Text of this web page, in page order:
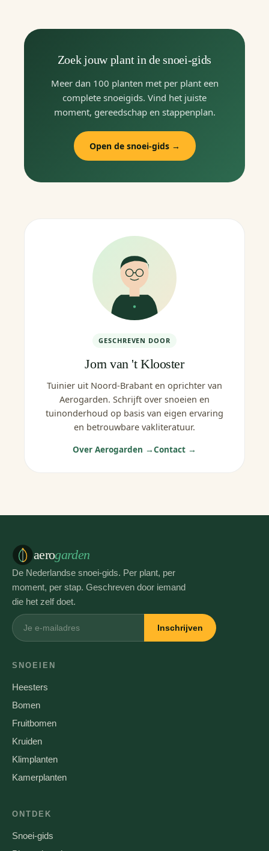
Zoek jouw plant in de snoei-gids
Meer dan 100 planten met per plant een
complete snoeigids. Vind het juiste
moment, gereedschap en stappenplan.
Open de snoei-gids →
GESCHREVEN DOOR
Jorn van 't Klooster
Tuinier uit Noord-Brabant en oprichter van
Aerogarden. Schrijft over snoeien en
tuinonderhoud op basis van eigen ervaring
en betrouwbare vakliteratuur.
Over Aerogarden →Contact →
aerogarden
De Nederlandse snoei-gids. Per plant, per
moment, per stap. Geschreven door iemand
die het zelf doet.
Inschrijven
SNOEIEN
Heesters
Bomen
Fruitbomen
Kruiden
Klimplanten
Kamerplanten
ONTDEK
Snoei-gids